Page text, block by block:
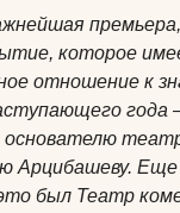
которое
отношение к
года
основателю
Арцибашеву. Еще
был Театр